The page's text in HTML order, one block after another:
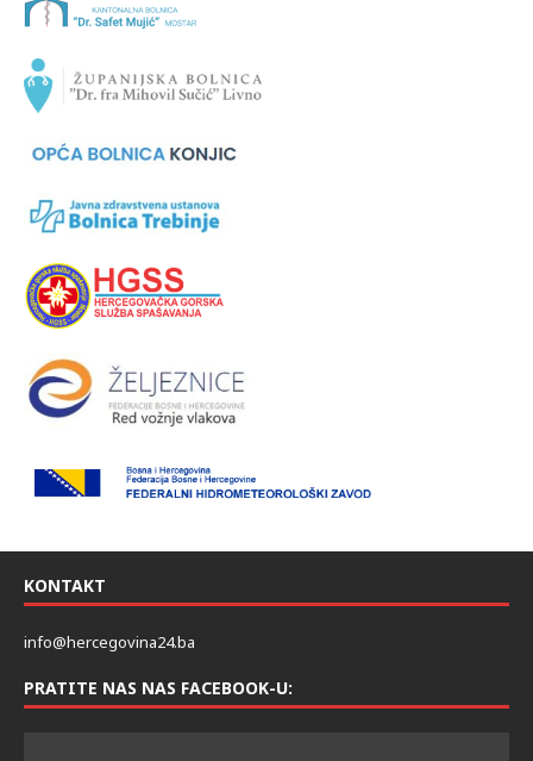
KONTAKT
info@hercegovina24.ba
PRATITE NAS NAS FACEBOOK-U: